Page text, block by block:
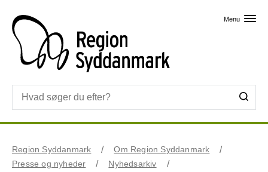
Menu
Region Syddanmark
Om Region Syddanmark
Presse og nyheder
Nyhedsarkiv